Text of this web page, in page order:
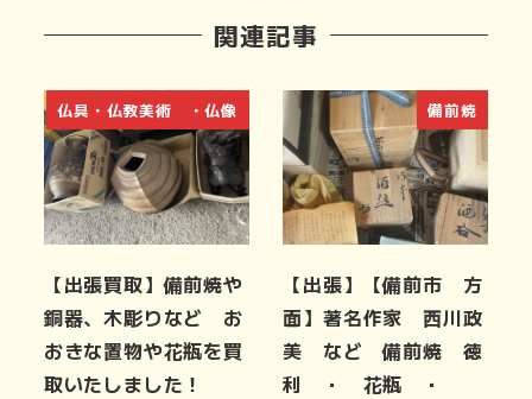
関連記事
仏具・仏教美術 ・仏像
【出張買取】備前焼や
銅器、木彫りなど お
おきな置物や花瓶を買
取いたしました！
備前焼
【出張】【備前市 方
面】著名作家 西川政
美 など 備前焼 徳
利 ・ 花瓶 ・